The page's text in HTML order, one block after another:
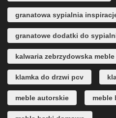
granatowa sypialnia
granatowe dodatki do
kalwaria zebrzydowska
klamka do drzwi pcv
meble autorskie meble